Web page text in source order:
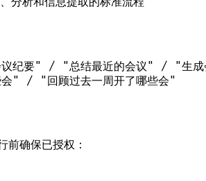
议纪要" / "总结最近的会议" / "生成
会" / "回顾过去一周开了哪些会"
前确保已授权：